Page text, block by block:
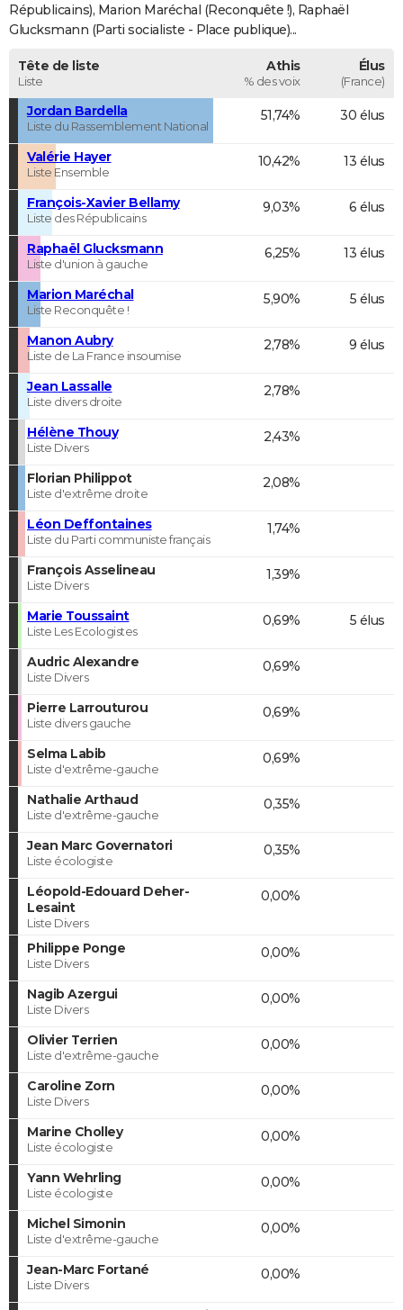
FORUM
Républicains), Marion Maréchal (Reconquête !), Raphaël
Glucksmann (Parti socialiste - Place publique)...
Tête de liste
Liste
Athis
% des voix
Élus
(France)
Jordan Bardella
Liste du Rassemblement National
51,74% 30 élus
Valérie Hayer
Liste Ensemble
10,42% 13 élus
François-Xavier Bellamy
Liste des Républicains
9,03% 6 élus
Raphaël Glucksmann
Liste d'union à gauche
6,25% 13 élus
Marion Maréchal
Liste Reconquête !
5,90% 5 élus
Manon Aubry
Liste de La France insoumise
2,78% 9 élus
Jean Lassalle
Liste divers droite
2,78%
Hélène Thouy
Liste Divers
2,43%
Florian Philippot
Liste d'extrême droite
2,08%
Léon Deffontaines
Liste du Parti communiste français
1,74%
François Asselineau
Liste Divers
1,39%
Marie Toussaint
Liste Les Ecologistes
0,69% 5 élus
Audric Alexandre
Liste Divers
0,69%
Pierre Larrouturou
Liste divers gauche
0,69%
Selma Labib
Liste d'extrême-gauche
0,69%
Nathalie Arthaud
Liste d'extrême-gauche
0,35%
Jean Marc Governatori
Liste écologiste
0,35%
Léopold-Edouard Deher-
Lesaint
Liste Divers
0,00%
Philippe Ponge
Liste Divers
0,00%
Nagib Azergui
Liste Divers
0,00%
Olivier Terrien
Liste d'extrême-gauche
0,00%
Caroline Zorn
Liste Divers
0,00%
Marine Cholley
Liste écologiste
0,00%
Yann Wehrling
Liste écologiste
0,00%
Michel Simonin
Liste d'extrême-gauche
0,00%
Jean-Marc Fortané
Liste Divers
0,00%